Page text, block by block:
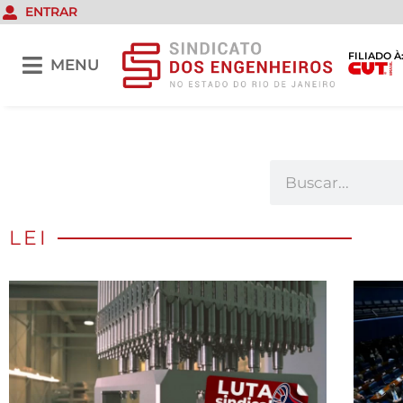
ENTRAR
MENU
FILIADO À:
LEI